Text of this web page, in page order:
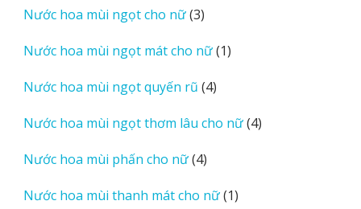
Nước hoa mùi ngọt cho nữ 33
phẩm
Nước hoa mùi ngọt mát cho nữ 11
Nước hoa mùi ngọt quyến rũ 44
phẩm
Nước hoa mùi ngọt thơm lâu cho nữ 44
Nước hoa mùi phấn cho nữ 44
phẩm
Nước hoa mùi thanh mát cho nữ 11